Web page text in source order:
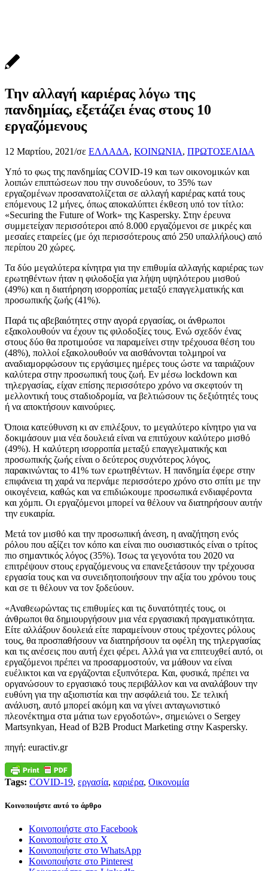
Την αλλαγή καριέρας λόγω της
πανδημίας, εξετάζει ένας στους 10
εργαζόμενους
12 Μαρτίου, 2021/σε ΕΛΛΑΔΑ, ΚΟΙΝΩΝΙΑ, ΠΡΩΤΟΣΕΛΙΔΑ
Υπό το φως της πανδημίας COVID-19 και των οικονομικών και
λοιπών επιπτώσεων που την συνοδεύουν, το 35% των
εργαζομένων προσανατολίζεται σε αλλαγή καριέρας κατά τους
επόμενους 12 μήνες, όπως αποκαλύπτει έκθεση υπό τον τίτλο:
«Securing the Future of Work» της Kaspersky. Στην έρευνα
συμμετείχαν περισσότεροι από 8.000 εργαζόμενοι σε μικρές και
μεσαίες εταιρείες (με όχι περισσότερους από 250 υπαλλήλους) από
περίπου 20 χώρες.
Τα δύο μεγαλύτερα κίνητρα για την επιθυμία αλλαγής καριέρας των
ερωτηθέντων ήταν η φιλοδοξία για λήψη υψηλότερου μισθού
(49%) και η διατήρηση ισορροπίας μεταξύ επαγγελματικής και
προσωπικής ζωής (41%).
Παρά τις αβεβαιότητες στην αγορά εργασίας, οι άνθρωποι
εξακολουθούν να έχουν τις φιλοδοξίες τους. Ενώ σχεδόν ένας
στους δύο θα προτιμούσε να παραμείνει στην τρέχουσα θέση του
(48%), πολλοί εξακολουθούν να αισθάνονται τολμηροί να
αναδιαμορφώσουν τις εργάσιμες ημέρες τους ώστε να ταιριάζουν
καλύτερα στην προσωπική τους ζωή. Εν μέσω lockdown και
τηλεργασίας, είχαν επίσης περισσότερο χρόνο να σκεφτούν τη
μελλοντική τους σταδιοδρομία, να βελτιώσουν τις δεξιότητές τους
ή να αποκτήσουν καινούριες.
Όποια κατεύθυνση κι αν επιλέξουν, το μεγαλύτερο κίνητρο για να
δοκιμάσουν μια νέα δουλειά είναι να επιτύχουν καλύτερο μισθό
(49%). Η καλύτερη ισορροπία μεταξύ επαγγελματικής και
προσωπικής ζωής είναι ο δεύτερος συχνότερος λόγος,
παρακινώντας το 41% των ερωτηθέντων. Η πανδημία έφερε στην
επιφάνεια τη χαρά να περνάμε περισσότερο χρόνο στο σπίτι με την
οικογένεια, καθώς και να επιδιώκουμε προσωπικά ενδιαφέροντα
και χόμπι. Οι εργαζόμενοι μπορεί να θέλουν να διατηρήσουν αυτήν
την ευκαιρία.
Μετά τον μισθό και την προσωπική άνεση, η αναζήτηση ενός
ρόλου που αξίζει τον κόπο και είναι πιο ουσιαστικός είναι ο τρίτος
πιο σημαντικός λόγος (35%). Ίσως τα γεγονότα του 2020 να
επιτρέψουν στους εργαζόμενους να επανεξετάσουν την τρέχουσα
εργασία τους και να συνειδητοποιήσουν την αξία του χρόνου τους
και σε τι θέλουν να τον ξοδεύουν.
«Αναθεωρώντας τις επιθυμίες και τις δυνατότητές τους, οι
άνθρωποι θα δημιουργήσουν μια νέα εργασιακή πραγματικότητα.
Είτε αλλάξουν δουλειά είτε παραμείνουν στους τρέχοντες ρόλους
τους, θα προσπαθήσουν να διατηρήσουν τα οφέλη της τηλεργασίας
και τις ανέσεις που αυτή έχει φέρει. Αλλά για να επιτευχθεί αυτό, οι
εργαζόμενοι πρέπει να προσαρμοστούν, να μάθουν να είναι
ευέλικτοι και να εργάζονται εξυπνότερα. Και, φυσικά, πρέπει να
οργανώσουν το εργασιακό τους περιβάλλον και να αναλάβουν την
ευθύνη για την αξιοπιστία και την ασφάλειά του. Σε τελική
ανάλυση, αυτό μπορεί ακόμη και να γίνει ανταγωνιστικό
πλεονέκτημα στα μάτια των εργοδοτών», σημειώνει ο Sergey
Martsynkyan, Head of B2B Product Marketing στην Kaspersky.
πηγή: euractiv.gr
Tags: COVID-19, εργασία, καριέρα, Οικονομία
Κοινοποιήστε αυτό το άρθρο
Κοινοποιήστε στο Facebook
Κοινοποιήστε στο X
Κοινοποιήστε στο WhatsApp
Κοινοποιήστε στο Pinterest